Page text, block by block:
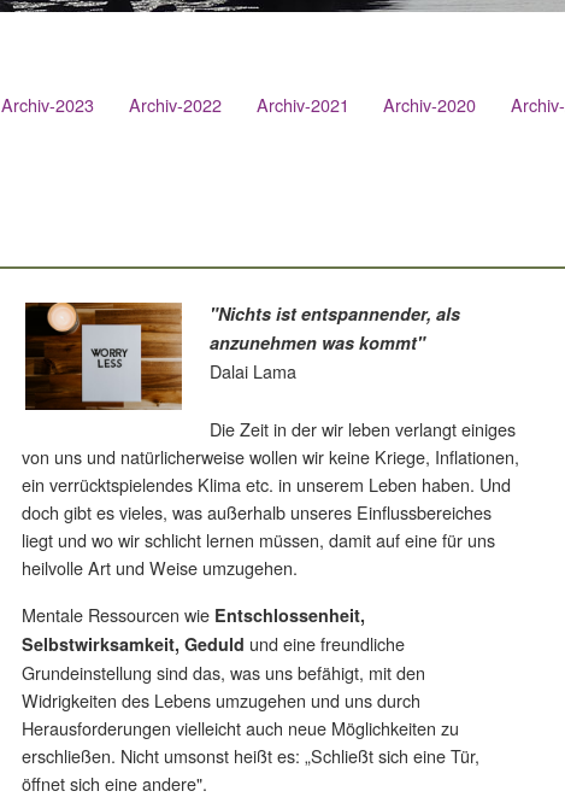
Archiv-2023 Archiv-2022 Archiv-2021 Archiv-2020
"Nichts ist entspannender, als
anzunehmen was kommt"
Dalai Lama
Die Zeit in der wir leben verlangt einiges
von uns und natürlicherweise wollen wir keine Kriege, Inflationen,
ein verrücktspielendes Klima etc. in unserem Leben haben. Und
doch gibt es vieles, was außerhalb unseres Einflussbereiches
liegt und wo wir schlicht lernen müssen, damit auf eine für uns
heilvolle Art und Weise umzugehen.
Mentale Ressourcen wie Entschlossenheit,
Selbstwirksamkeit, Geduld und eine freundliche
Grundeinstellung sind das, was uns befähigt, mit den
Widrigkeiten des Lebens umzugehen und uns durch
Herausforderungen vielleicht auch neue Möglichkeiten zu
erschließen. Nicht umsonst heißt es: „Schließt sich eine Tür,
öffnet sich eine andere".